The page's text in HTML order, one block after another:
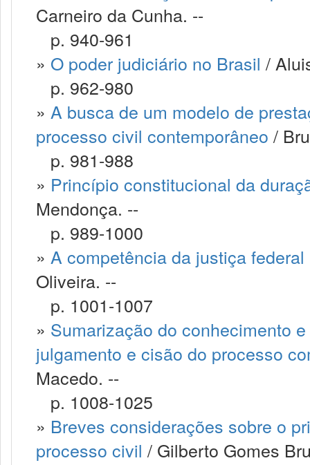
Carneiro da Cunha. --
p. 940-961
» O poder judiciário no Brasil /
p. 962-980
» A busca de um modelo de
processo civil contemporâneo /
p. 981-988
» Princípio constitucional da
Mendonça. --
p. 989-1000
» A competência da justiça
Oliveira. --
p. 1001-1007
» Sumarização do conhecimento
julgamento e cisão do processo
Macedo. --
p. 1008-1025
» Breves considerações sobre o
processo civil / Gilberto Gomes